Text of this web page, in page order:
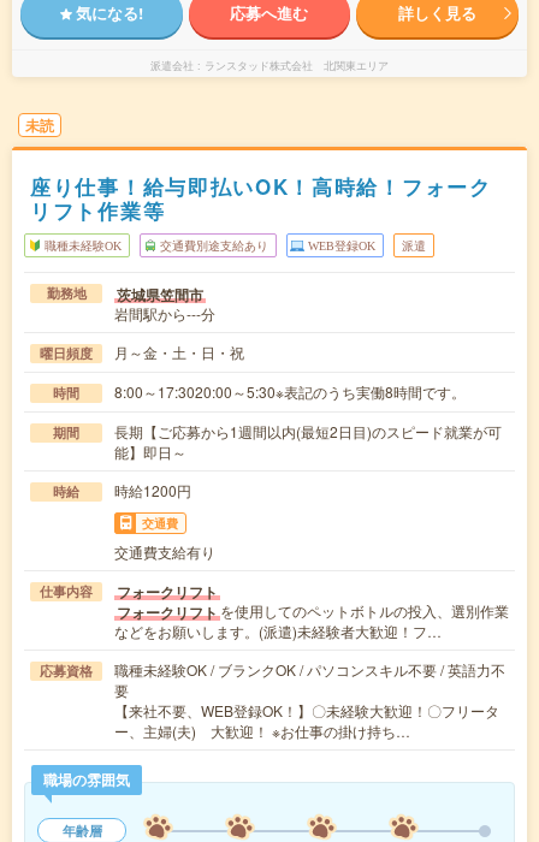
気になる! 応募へ進む 詳しく見る
派遣会社 ランスタッド株式会社 北関東エリア
未読
座り仕事！給与即払いOK！高時給！フォーク
リフト作業等
職種未経験OK 交通費別途支給あり WEB登録OK 派遣
勤務地 茨城県笠間市
岩間駅から---分
曜日頻度 月～金・土・日・祝
時間 8:00～17:3020:00～5:30※表記のうち実働8時間です。
期間
長期【ご応募から1週間以内(最短2日目)のスピード就業が可
能】即日～
時給 時給1200円
交通費
交通費支給有り
仕事内容
フォークリフト
フォークリフトを使用してのペットボトルの投入、選別作業
などをお願いします。(派遣)未経験者大歓迎！フ…
応募資格
職種未経験OK / ブランクOK / パソコンスキル不要 / 英語力不
要
【来社不要、WEB登録OK！】〇未経験大歓迎！〇フリータ
ー、主婦(夫) 大歓迎！ ※お仕事の掛け持ち…
職場の雰囲気
年齢層